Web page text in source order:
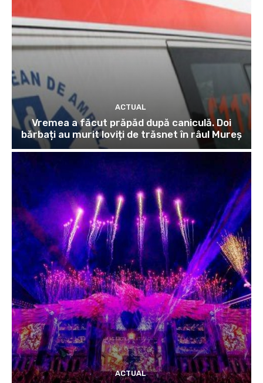
ACTUAL
Vremea a făcut prăpăd după caniculă. Doi
bărbați au murit loviți de trăsnet în râul Mureș
ACTUAL